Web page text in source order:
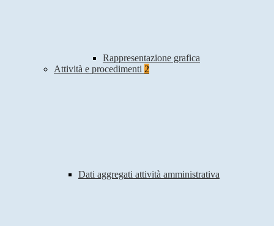
Rappresentazione grafica
Attività e procedimenti 2
Dati aggregati attività amministrativa